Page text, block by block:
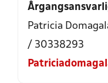
Patricia
/ 30338293